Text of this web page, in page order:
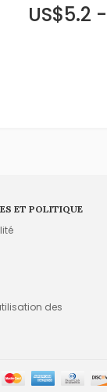
US$5.2
ET POLITIQUE
des